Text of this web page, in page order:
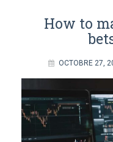
–How to
OCTOBRE 27,